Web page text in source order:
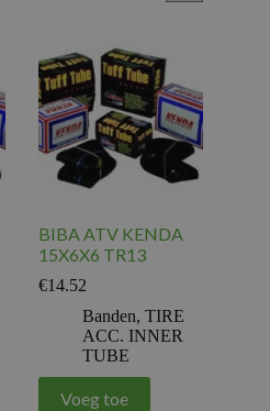
BIBA ATV KENDA
15X6X6 TR13
€14.52
Banden, TIRE
ACC. INNER
TUBE
Voeg toe